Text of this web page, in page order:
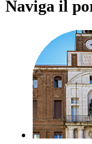
Naviga il